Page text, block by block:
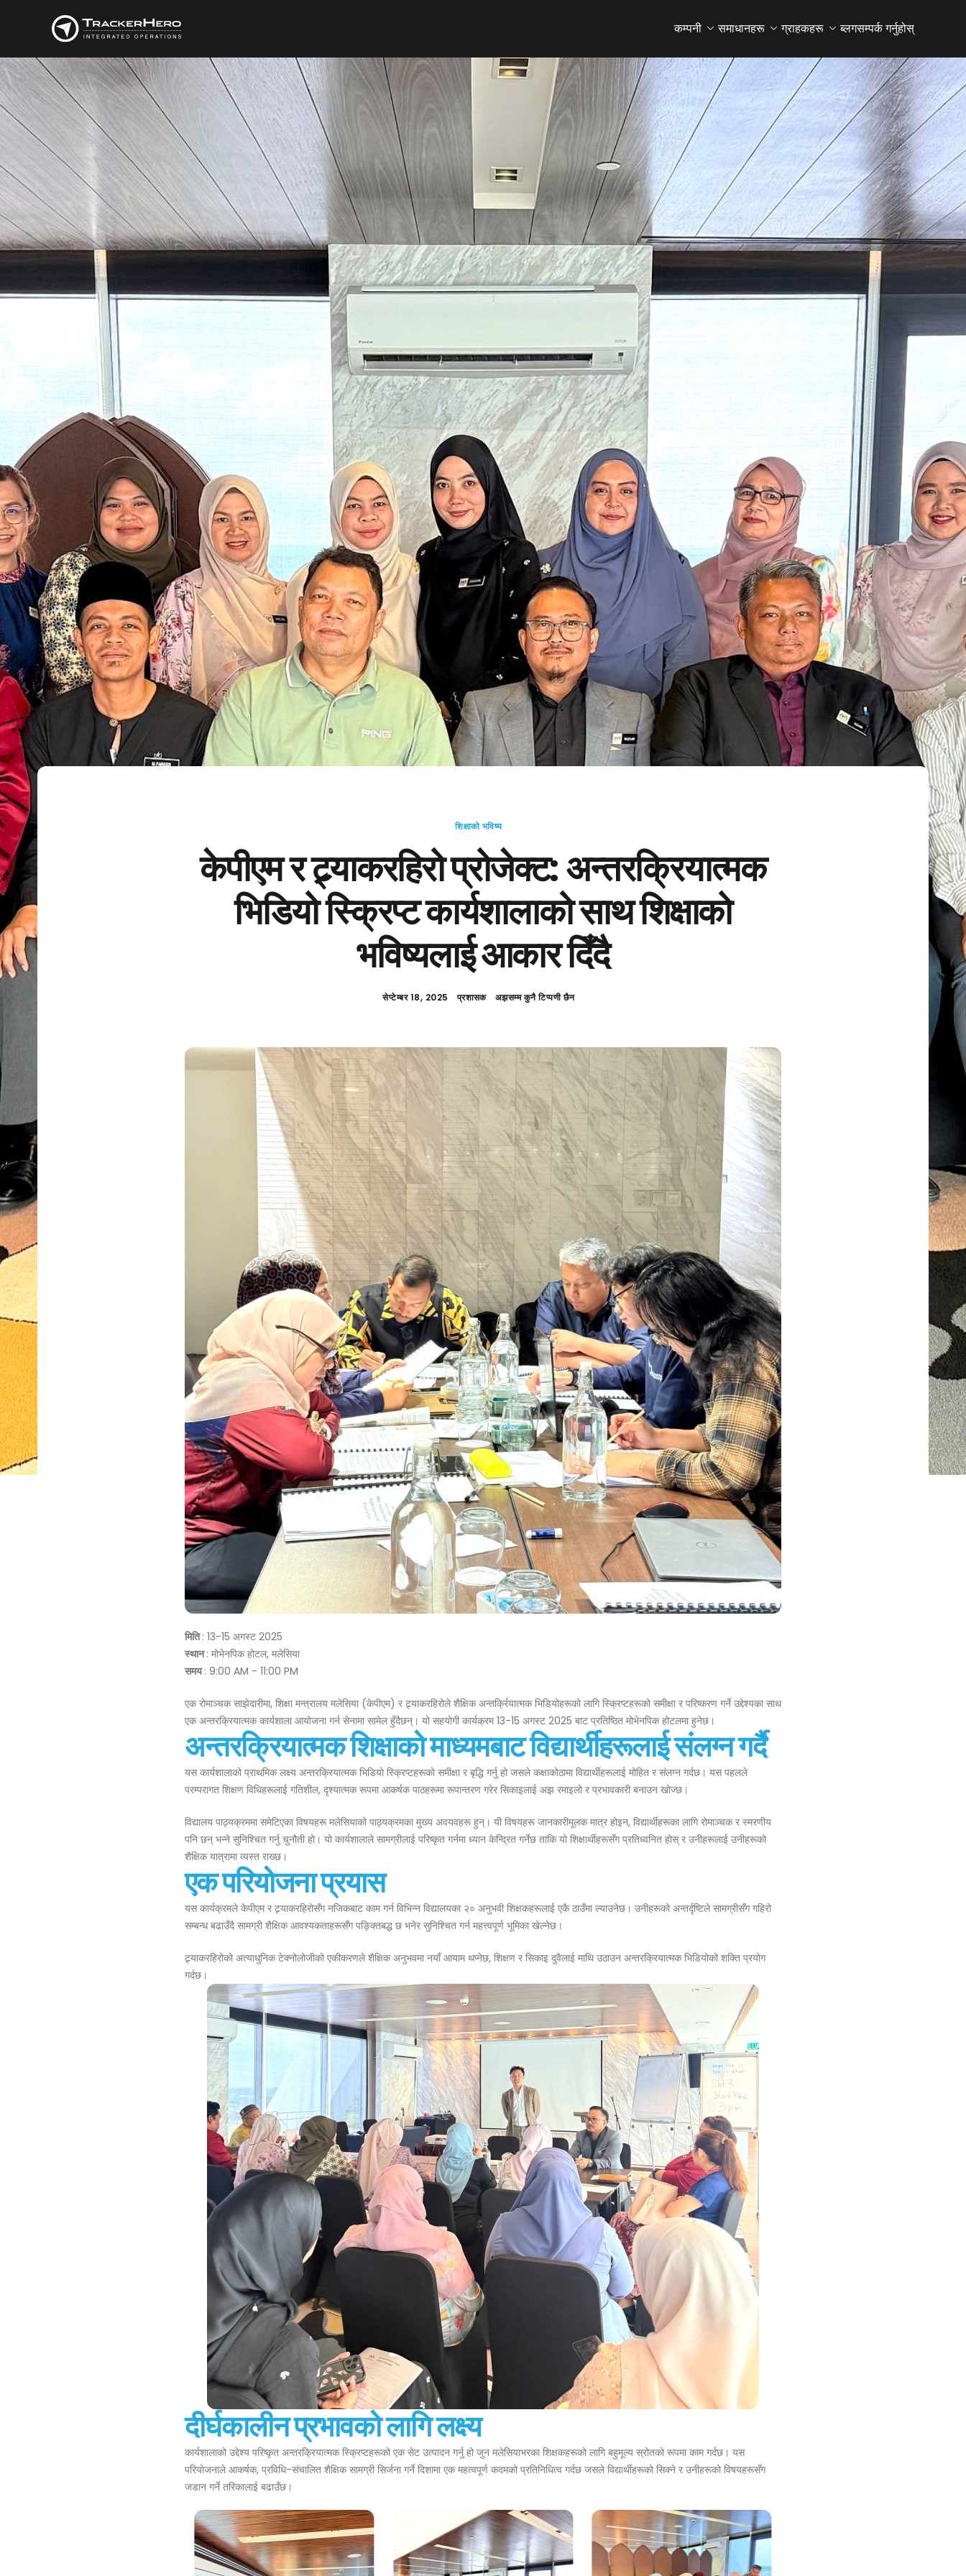
कम्पनी समाधानहरू ग्राहकहरू ब्लगसम्पर्क गर्नुहोस्
शिक्षाको भविष्य
केपीएम र ट्र्याकरहिरो प्रोजेक्ट: अन्तरक्रियात्मक
भिडियो स्क्रिप्ट कार्यशालाको साथ शिक्षाको
भविष्यलाई आकार दिँदै
सेप्टेम्बर 18, 2025 प्रशासक अझसम्म कुनै टिप्पणी छैन
मिति: 13-15 अगस्ट 2025
स्थान: मोभेनपिक होटल, मलेसिया
समय: 9:00 AM - 11:00 PM
एक रोमाञ्चक साझेदारीमा, शिक्षा मन्त्रालय मलेसिया (केपीएम) र ट्र्याकरहिरोले शैक्षिक अन्तर्क्रियात्मक भिडियोहरूको लागि स्क्रिप्टहरूको समीक्षा र परिष्करण गर्ने उद्देश्यका साथ
एक अन्तरक्रियात्मक कार्यशाला आयोजना गर्न सेनामा सामेल हुँदैछन्। यो सहयोगी कार्यक्रम 13-15 अगस्ट 2025 बाट प्रतिष्ठित मोभेनपिक होटलमा हुनेछ।
अन्तरक्रियात्मक शिक्षाको माध्यमबाट विद्यार्थीहरूलाई संलग्न गर्दै
यस कार्यशालाको प्राथमिक लक्ष्य अन्तरक्रियात्मक भिडियो स्क्रिप्टहरूको समीक्षा र बृद्धि गर्नु हो जसले कक्षाकोठामा विद्यार्थीहरूलाई मोहित र संलग्न गर्दछ। यस पहलले
परम्परागत शिक्षण विधिहरूलाई गतिशील, दृश्यात्मक रूपमा आकर्षक पाठहरूमा रूपान्तरण गरेर सिकाइलाई अझ रमाइलो र प्रभावकारी बनाउन खोज्छ।
विद्यालय पाठ्यक्रममा समेटिएका विषयहरू मलेसियाको पाठ्यक्रमका मुख्य अवयवहरू हुन्। यी विषयहरू जानकारीमूलक मात्र होइन, विद्यार्थीहरूका लागि रोमाञ्चक र स्मरणीय
पनि छन् भन्ने सुनिश्चित गर्नु चुनौती हो। यो कार्यशालाले सामग्रीलाई परिष्कृत गर्नमा ध्यान केन्द्रित गर्नेछ ताकि यो शिक्षार्थीहरूसँग प्रतिध्वनित होस् र उनीहरूलाई उनीहरूको
शैक्षिक यात्रामा व्यस्त राख्छ।
एक परियोजना प्रयास
यस कार्यक्रमले केपीएम र ट्र्याकरहिरोसँग नजिकबाट काम गर्न विभिन्न विद्यालयका २० अनुभवी शिक्षकहरूलाई एकै ठाउँमा ल्याउनेछ। उनीहरूको अन्तर्दृष्टिले सामग्रीसँग गहिरो
सम्बन्ध बढाउँदै सामग्री शैक्षिक आवश्यकताहरूसँग पङ्क्तिबद्ध छ भनेर सुनिश्चित गर्न महत्त्वपूर्ण भूमिका खेल्नेछ।
ट्र्याकरहिरोको अत्याधुनिक टेक्नोलोजीको एकीकरणले शैक्षिक अनुभवमा नयाँ आयाम थप्नेछ, शिक्षण र सिकाइ दुवैलाई माथि उठाउन अन्तरक्रियात्मक भिडियोको शक्ति प्रयोग
गर्दछ।
दीर्घकालीन प्रभावको लागि लक्ष्य
कार्यशालाको उद्देश्य परिष्कृत अन्तरक्रियात्मक स्क्रिप्टहरूको एक सेट उत्पादन गर्नु हो जुन मलेसियाभरका शिक्षकहरूको लागि बहुमूल्य स्रोतको रूपमा काम गर्दछ। यस
परियोजनाले आकर्षक, प्रविधि-संचालित शैक्षिक सामग्री सिर्जना गर्ने दिशामा एक महत्वपूर्ण कदमको प्रतिनिधित्व गर्दछ जसले विद्यार्थीहरूको सिक्ने र उनीहरूको विषयहरूसँग
जडान गर्ने तरिकालाई बढाउँछ।